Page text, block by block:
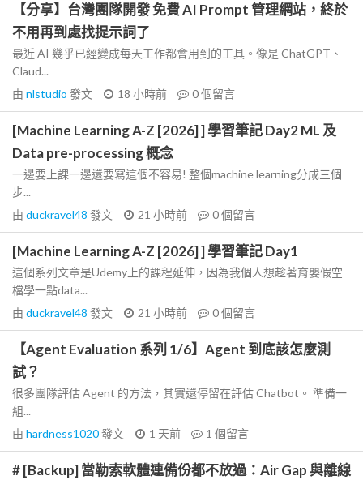
【分享】台灣團隊開發 免費 AI Prompt 管理網站，終於
不用再到處找提示詞了
最近 AI 幾乎已經變成每天工作都會用到的工具。像是 ChatGPT、
Claud...
由 nlstudio 發文 18 小時前 0個留言
[Machine Learning A-Z [2026] ] 學習筆記 Day2 ML 及
Data pre-processing 概念
一邊要上課一邊還要寫這個不容易! 整個machine learning分成三個
步...
由 duckravel48 發文 21 小時前 0個留言
[Machine Learning A-Z [2026] ] 學習筆記 Day1
這個系列文章是Udemy上的課程延伸，因為我個人想趁著育嬰假空
檔學一點data...
由 duckravel48 發文 21 小時前 0個留言
【Agent Evaluation 系列 1/6】Agent 到底該怎麼測
試？
很多團隊評估 Agent 的方法，其實還停留在評估 Chatbot。 準備一
組...
由 hardness1020發文 1 天前 1 個留言
# [Backup] 當勒索軟體連備份都不放過：Air Gap 與離線